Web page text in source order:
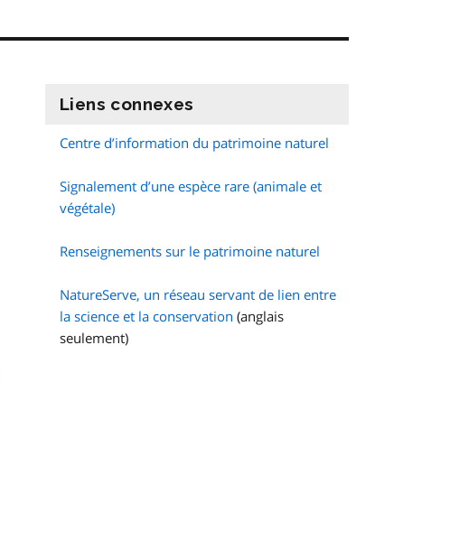
Liens connexes
Centre d’information du patrimoine naturel
Signalement d’une espèce rare (animale et
végétale)
Renseignements sur le patrimoine naturel
NatureServe, un réseau servant de lien entre
la science et la conservation (anglais
seulement)